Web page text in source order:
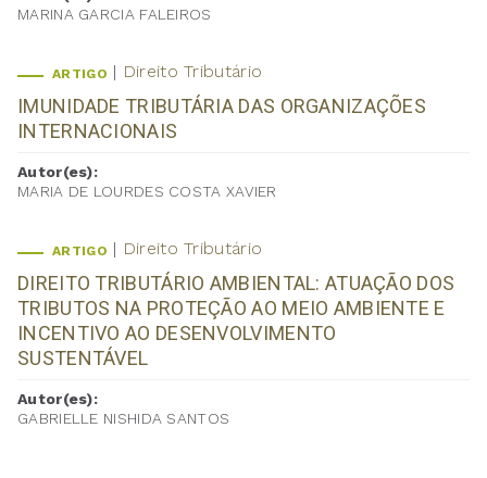
MARINA GARCIA FALEIROS
ARTIGO Direito Tributário
IMUNIDADE TRIBUTÁRIA DAS ORGANIZAÇÕES
INTERNACIONAIS
Autor(es):
MARIA DE LOURDES COSTA XAVIER
ARTIGO Direito Tributário
DIREITO TRIBUTÁRIO AMBIENTAL: ATUAÇÃO DOS
TRIBUTOS NA PROTEÇÃO AO MEIO AMBIENTE E
INCENTIVO AO DESENVOLVIMENTO
SUSTENTÁVEL
Autor(es):
GABRIELLE NISHIDA SANTOS